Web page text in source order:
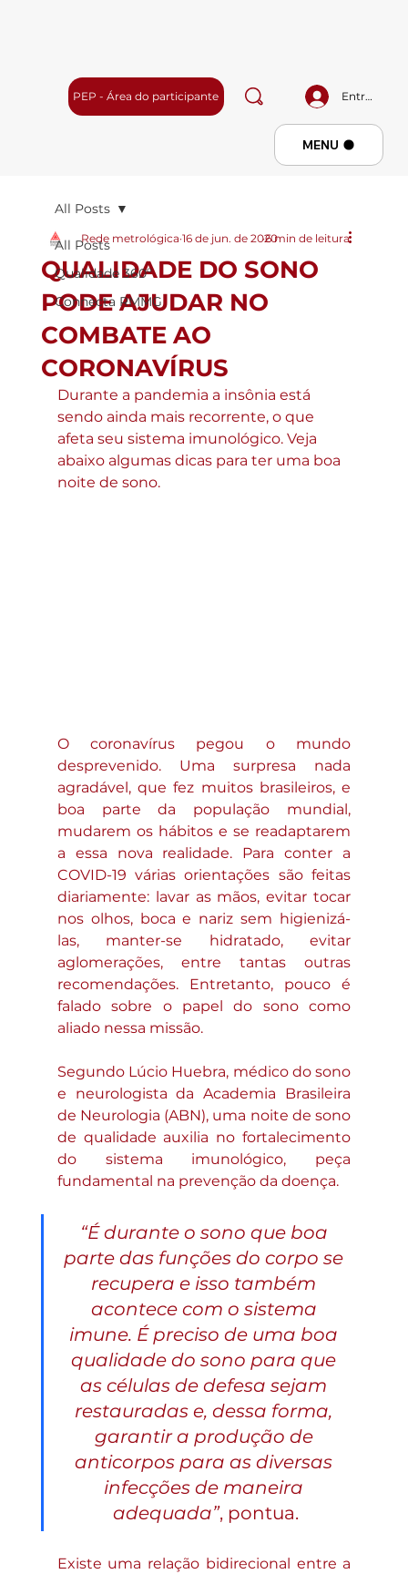
Entrar
PEP - Área do participante
Menu
MENU
All Posts
Qualidade 360º
Connecta RMMG
All Posts
QUALIDADE DO SONO
PODE AJUDAR NO
COMBATE AO
CORONAVÍRUS
Rede metrológica 16 de jun. de 20206 min de leitura
Durante a pandemia a insônia está
sendo ainda mais recorrente, o que
afeta seu sistema imunológico. Veja
abaixo algumas dicas para ter uma boa
noite de sono.
O coronavírus pegou o mundo
desprevenido. Uma surpresa nada
agradável, que fez muitos brasileiros, e
boa parte da população mundial,
mudarem os hábitos e se readaptarem
a essa nova realidade. Para conter a
COVID-19 várias orientações são feitas
diariamente: lavar as mãos, evitar tocar
nos olhos, boca e nariz sem higienizá-
las, manter-se hidratado, evitar
aglomerações, entre tantas outras
recomendações. Entretanto, pouco é
falado sobre o papel do sono como
aliado nessa missão.
Segundo Lúcio Huebra, médico do sono
e neurologista da Academia Brasileira
de Neurologia (ABN), uma noite de sono
de qualidade auxilia no fortalecimento
do sistema imunológico, peça
fundamental na prevenção da doença.
“É durante o sono que boa
parte das funções do corpo se
recupera e isso também
acontece com o sistema
imune. É preciso de uma boa
qualidade do sono para que
as células de defesa sejam
restauradas e, dessa forma,
garantir a produção de
anticorpos para as diversas
infecções de maneira
adequada”, pontua.
Existe uma relação bidirecional entre a